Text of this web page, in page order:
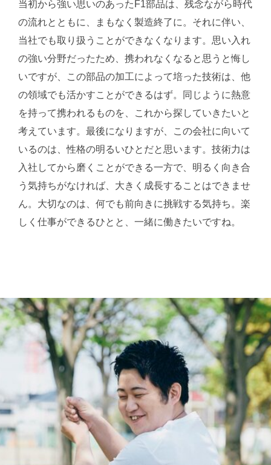
当初から強い思いのあったF1部品は、残念ながら時代
の流れとともに、まもなく製造終了に。それに伴い、
当社でも取り扱うことができなくなります。思い入れ
の強い分野だったため、携われなくなると思うと悔し
いですが、この部品の加工によって培った技術は、他
の領域でも活かすことができるはず。同じように熱意
を持って携われるものを、これから探していきたいと
考えています。最後になりますが、この会社に向いて
いるのは、性格の明るいひとだと思います。技術力は
入社してから磨くことができる一方で、明るく向き合
う気持ちがなければ、大きく成長することはできませ
ん。大切なのは、何でも前向きに挑戦する気持ち。楽
しく仕事ができるひとと、一緒に働きたいですね。